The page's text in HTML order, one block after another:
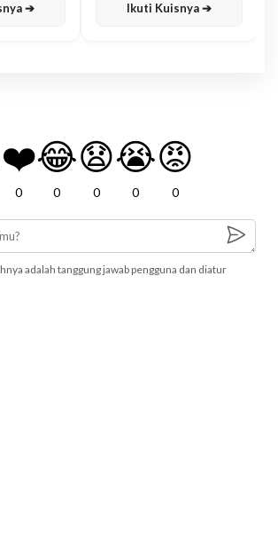
➔ Ikuti Kuisnya ➔
❤️
0
😂
0
😧
0
😭
0
😡
0
adalah tanggung jawab pengguna dan diatur